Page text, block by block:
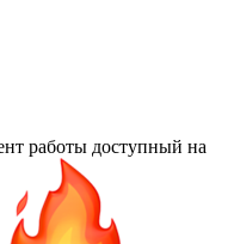
работы доступный на